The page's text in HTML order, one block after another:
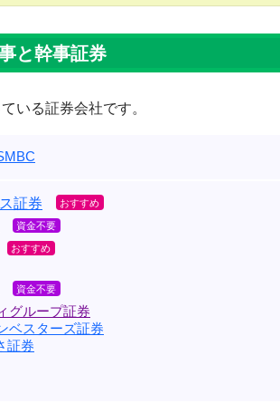
と幹事証券
いる証券会社です。
証券
グループ証券
ベスターズ証券
証券